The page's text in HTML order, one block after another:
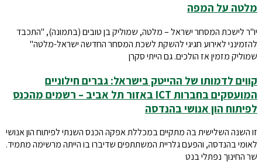
מלטה על המפה
יו"ר לישכת המסחר ישראל – מלטה, שמוליק בן טובים (בתמונה), "התכבד
להזמינני לאירוע חגיגי להשקת לשכת המסחר החדשה ישראל-מלטה"
שמוליק מזמין אז הולכים. גם הייתי סקרן
קווים לדמותו של ההייטק בישראל: גברים חילוניים
המועסקים בחברות ICT באזור תל אביב – רשמים מהכנס
לפיתוח הון אנושי בהנדסה
זו השנה השלישית בה מתקיים במכללת אפקה הכנס השנתי לפיתוח הון אנושי
לאומי בהנדסה, והפעם גלריית המשתתפים שדיברו בו הייתה מרשימה מתמיד.
שר החינוך נפתלי בנט